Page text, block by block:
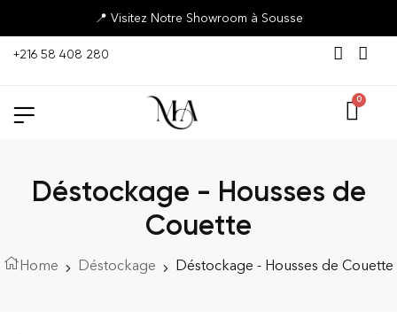
📍 Visitez Notre Showroom à Sousse
+216 58 408 280
Déstockage - Housses de
Couette
Home Déstockage Déstockage - Housses de Couette